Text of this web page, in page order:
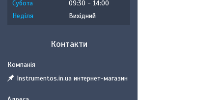
Субота
09:30
14:00
Неділя
Вихідний
Контакти
Instrumentos.in.ua интернет-магазин